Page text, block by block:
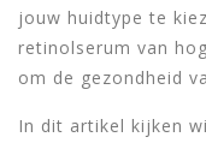
jouw huidtype te
retinolserum van
om de gezondheid
In dit artikel kijken